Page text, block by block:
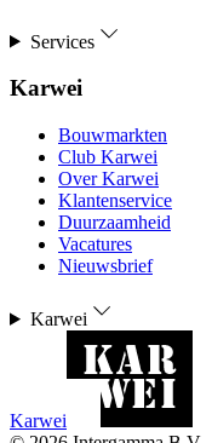
Services
Karwei
Bouwmarkten
Club Karwei
Over Karwei
Klantenservice
Duurzaamheid
Vacatures
Nieuwsbrief
Karwei
Karwei